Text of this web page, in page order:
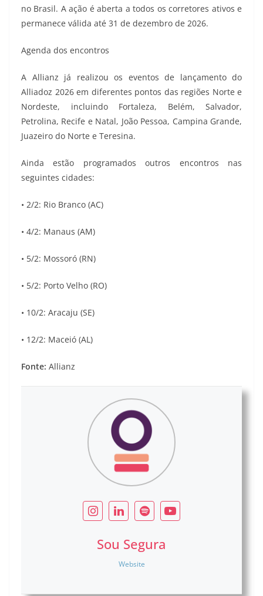
no Brasil. A ação é aberta a todos os corretores ativos e
permanece válida até 31 de dezembro de 2026.
Agenda dos encontros
A Allianz já realizou os eventos de lançamento do
Alliadoz 2026 em diferentes pontos das regiões Norte e
Nordeste, incluindo Fortaleza, Belém, Salvador,
Petrolina, Recife e Natal, João Pessoa, Campina Grande,
Juazeiro do Norte e Teresina.
Ainda estão programados outros encontros nas
seguintes cidades:
• 2/2: Rio Branco (AC)
• 4/2: Manaus (AM)
• 5/2: Mossoró (RN)
• 5/2: Porto Velho (RO)
• 10/2: Aracaju (SE)
• 12/2: Maceió (AL)
Fonte: Allianz
Sou Segura
Website